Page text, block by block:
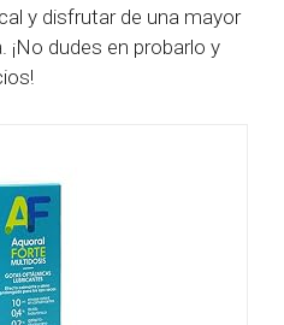
y disfrutar de una mayor
¡No dudes en probarlo y